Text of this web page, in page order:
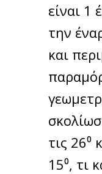
είναι 1
την
και
τις 26⁰
15⁰, τι